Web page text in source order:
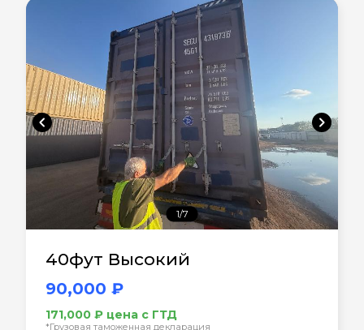
chevron_left chevron_right
1/7
40фут Высокий
90,000 ₽
171,000 ₽ цена с ГТД
*Грузовая таможенная декларация